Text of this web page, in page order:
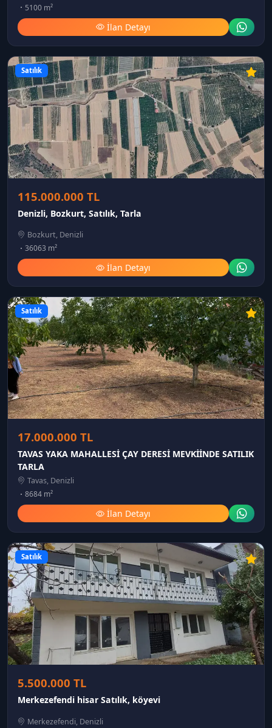
5100 m²
İlan Detayı
Satılık
115.000.000 TL
Denizli, Bozkurt, Satılık, Tarla
Bozkurt, Denizli
36063 m²
İlan Detayı
Satılık
17.000.000 TL
TAVAS YAKA MAHALLESİ ÇAY DERESİ MEVKİİNDE SATILIK
TARLA
Tavas, Denizli
8684 m²
İlan Detayı
Satılık
5.500.000 TL
Merkezefendi hisar Satılık, köyevi
Merkezefendi, Denizli